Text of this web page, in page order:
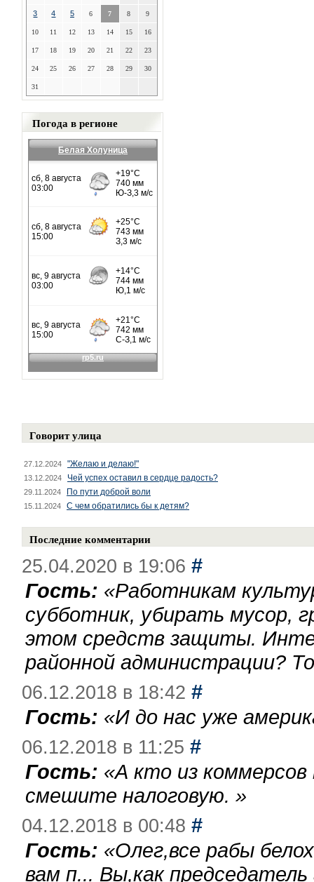
3 4 5 6 7 8 9
10 11 12 13 14 15 16
17 18 19 20 21 22 23
24 25 26 27 28 29 30
31
Погода в регионе
Белая Холуница
Говорит улица
27.12.2024 "Желаю и делаю!"
13.12.2024 Чей успех оставил в сердце радость?
29.11.2024 По пути доброй воли
15.11.2024 С чем обратились бы к детям?
Последние комментарии
25.04.2020 в 19:06 #
Гость: «Работникам
субботник, убирать мусор,
этом средств защиты.
районной администрации?
06.12.2018 в 18:42 #
Гость: «И до нас уже
06.12.2018 в 11:25 #
Гость: «А кто из
смешите налоговую. »
04.12.2018 в 00:48 #
Гость: «Олег,все рабы
вам п... Вы,как